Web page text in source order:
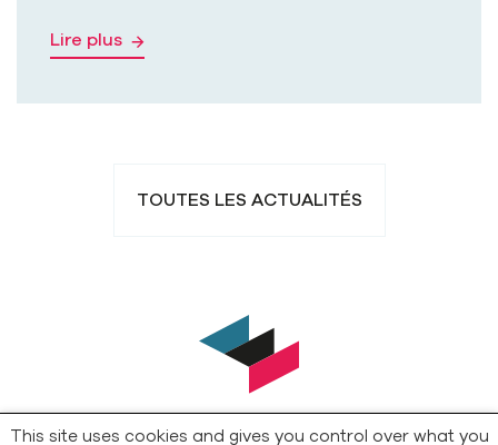
Lire plus
TOUTES LES ACTUALITÉS
This site uses cookies and gives you control over what you